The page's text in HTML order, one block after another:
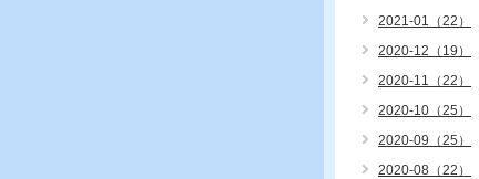
2021-01（22）
2020-12（19）
2020-11（22）
2020-10（25）
2020-09（25）
2020-08（22）